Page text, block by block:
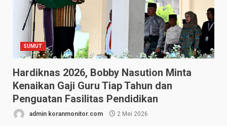
SUMUT
Hardiknas 2026, Bobby Nasution Minta
Kenaikan Gaji Guru Tiap Tahun dan
Penguatan Fasilitas Pendidikan
admin koranmonitor.com 2 Mei 2026